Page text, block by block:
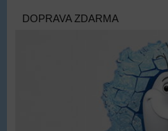
DOPRAVA ZDARMA